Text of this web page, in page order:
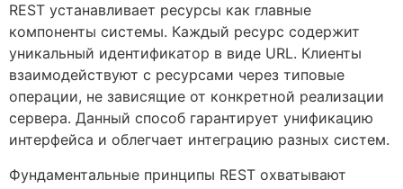
REST устанавливает ресурсы как главные
компоненты системы. Каждый ресурс содержит
уникальный идентификатор в виде URL. Клиенты
взаимодействуют с ресурсами через типовые
операции, не зависящие от конкретной реализации
сервера. Данный способ гарантирует унификацию
интерфейса и облегчает интеграцию разных систем.
Фундаментальные принципы REST охватывают